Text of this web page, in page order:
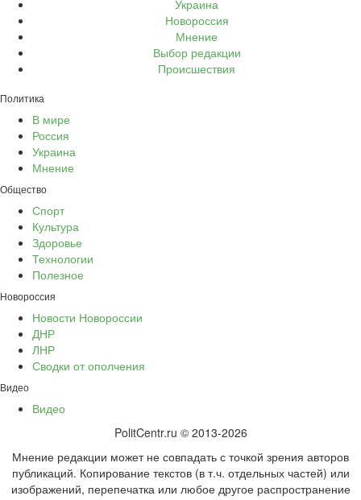
Украина
Новороссия
Мнение
Выбор редакции
Происшествия
Политика
В мире
Россия
Украина
Мнение
Общество
Спорт
Культура
Здоровье
Технологии
Полезное
Новороссия
Новости Новороссии
ДНР
ЛНР
Сводки от ополчения
Видео
Видео
PolitCentr.ru © 2013-2026
Мнение редакции может не совпадать с точкой зрения авторов
публикаций. Копирование текстов (в т.ч. отдельных частей) или
изображений, перепечатка или любое другое распространение